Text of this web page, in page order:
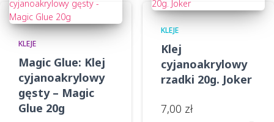
KLEJE
Magic Glue: Klej
cyjanoakrylowy
gęsty – Magic
Glue 20g
KLEJE
Klej
cyjanoakrylowy
rzadki 20g. Joker
7,00 zł